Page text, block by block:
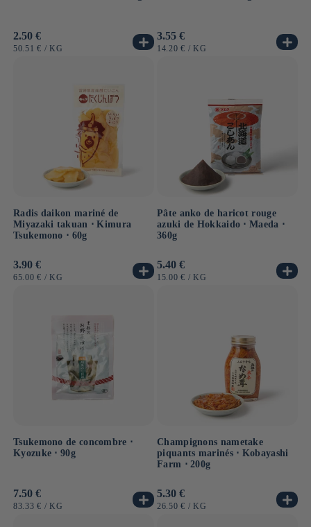
Prix
habituel
2.50 €
PRIX
50.51 € / PAR
KG
Prix
habituel
3.55 €
PRIX
14.20 € / PAR
KG
Radis daikon mariné de
Miyazaki takuan ⋅ Kimura
Tsukemono ⋅ 60g
Prix
habituel
3.90 €
PRIX
65.00 € / PAR
KG
Pâte anko de haricot rouge
azuki de Hokkaido ⋅ Maeda ⋅
360g
Prix
habituel
5.40 €
PRIX
15.00 € / PAR
KG
Tsukemono de concombre ⋅
Kyozuke ⋅ 90g
Prix
habituel
7.50 €
PRIX
83.33 € / PAR
KG
Champignons nametake
piquants marinés ⋅ Kobayashi
Farm ⋅ 200g
Prix
habituel
5.30 €
PRIX
26.50 € / PAR
KG